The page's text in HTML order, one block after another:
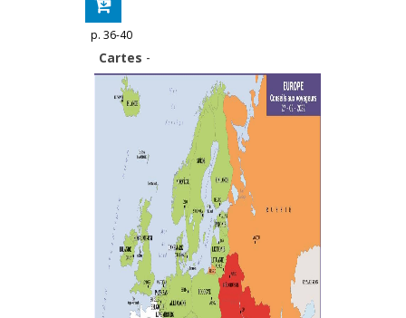
p. 36-40
Cartes -